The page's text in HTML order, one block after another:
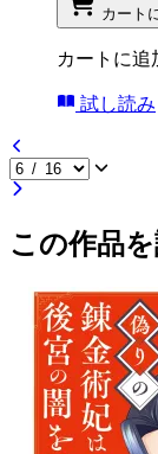
カート
カートに追
試し読み
この作品